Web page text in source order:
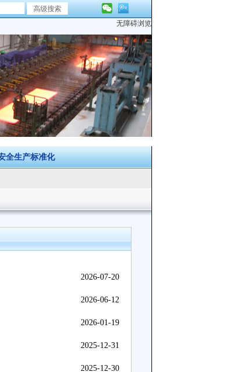
无障碍浏览
全生产标准化
2026-07-20
2026-06-12
2026-01-19
2025-12-31
2025-12-30